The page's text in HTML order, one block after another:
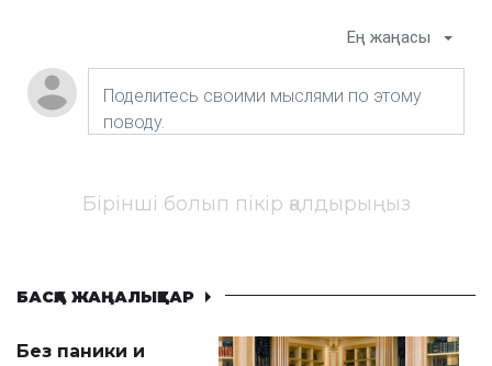
Ең жаңасы
Бірінші болып пікір қалдырыңыз
БАСҚА ЖАҢАЛЫҚТАР
Без паники и